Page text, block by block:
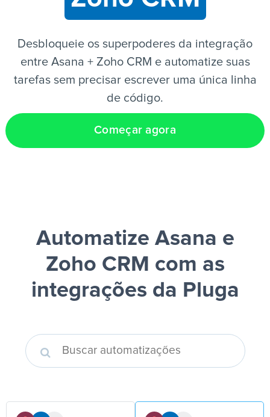
Desbloqueie os superpoderes da integração
entre Asana + Zoho CRM e automatize suas
tarefas sem precisar escrever uma única linha
de código.
Começar agora
Automatize Asana e
Zoho CRM com as
integrações da Pluga